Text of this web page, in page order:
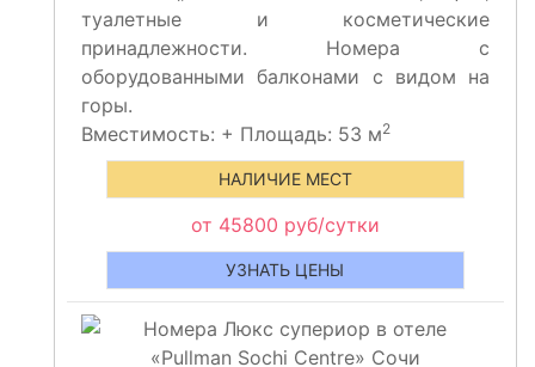
туалетные и косметические
принадлежности. Номера с
оборудованными балконами с видом на
горы.
Вместимость: + Площадь: 53 м2
НАЛИЧИЕ МЕСТ
от 45800 руб/сутки
УЗНАТЬ ЦЕНЫ